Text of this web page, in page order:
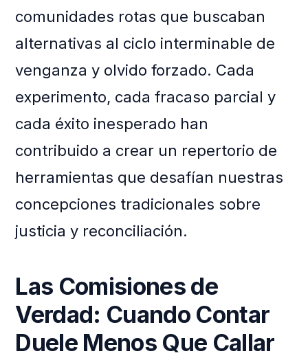
comunidades rotas que buscaban
alternativas al ciclo interminable de
venganza y olvido forzado. Cada
experimento, cada fracaso parcial y
cada éxito inesperado han
contribuido a crear un repertorio de
herramientas que desafían nuestras
concepciones tradicionales sobre
justicia y reconciliación.
Las Comisiones de
Verdad: Cuando Contar
Duele Menos Que Callar